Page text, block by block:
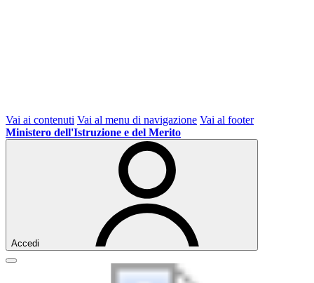
Vai ai contenuti Vai al menu di navigazione Vai al footer
Ministero dell'Istruzione e del Merito
Accedi